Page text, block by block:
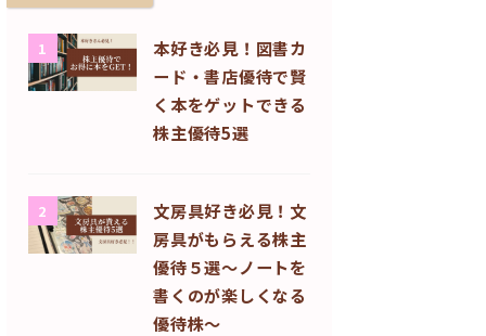
1
本好き必見！図書カ
ード・書店優待で賢
く本をゲットできる
株主優待5選
2
文房具好き必見！文
房具がもらえる株主
優待５選〜ノートを
書くのが楽しくなる
優待株〜